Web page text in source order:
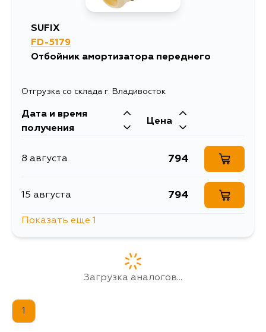
873
SUFIX
FD-5179
Отбойник амортизатора переднего
Отгрузка со склада г. Владивосток
Дата и время
получения
Цена
8 августа 794
15 августа 794
Показать еще 1
Загрузка аналогов...
1